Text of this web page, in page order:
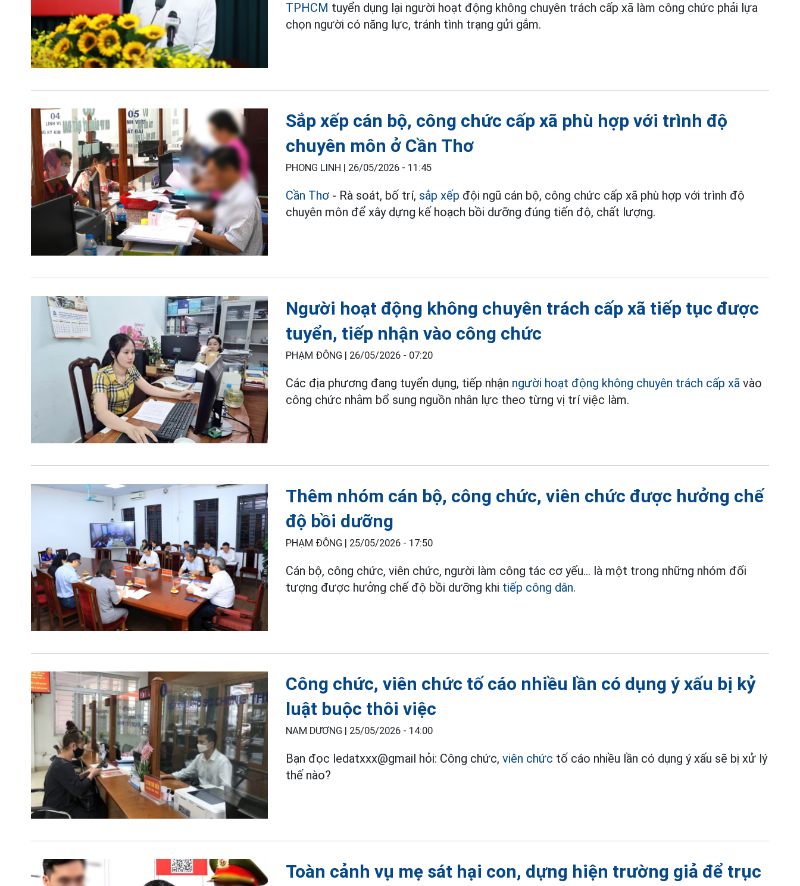
TPHCM tuyển dụng lại người hoạt động không chuyên trách cấp xã làm công chức phải lựa
chọn người có năng lực, tránh tình trạng gửi gắm.
Sắp xếp cán bộ, công chức cấp xã phù hợp với trình độ
chuyên môn ở Cần Thơ
PHONG LINH | 26/05/2026 - 11:45
Cần Thơ - Rà soát, bố trí, sắp xếp đội ngũ cán bộ, công chức cấp xã phù hợp với trình độ
chuyên môn để xây dựng kế hoạch bồi dưỡng đúng tiến độ, chất lượng.
Người hoạt động không chuyên trách cấp xã tiếp tục được
tuyển, tiếp nhận vào công chức
PHẠM ĐÔNG | 26/05/2026 - 07:20
Các địa phương đang tuyển dụng, tiếp nhận người hoạt động không chuyên trách cấp xã vào
công chức nhằm bổ sung nguồn nhân lực theo từng vị trí việc làm.
Thêm nhóm cán bộ, công chức, viên chức được hưởng chế
độ bồi dưỡng
PHẠM ĐÔNG | 25/05/2026 - 17:50
Cán bộ, công chức, viên chức, người làm công tác cơ yếu... là một trong những nhóm đối
tượng được hưởng chế độ bồi dưỡng khi tiếp công dân.
Công chức, viên chức tố cáo nhiều lần có dụng ý xấu bị kỷ
luật buộc thôi việc
NAM DƯƠNG | 25/05/2026 - 14:00
Bạn đọc ledatxxx@gmail hỏi: Công chức,viên chức tố cáo nhiều lần có dụng ý xấu sẽ bị xử lý
thế nào?
Toàn cảnh vụ mẹ sát hại con, dựng hiện trường giả để trục